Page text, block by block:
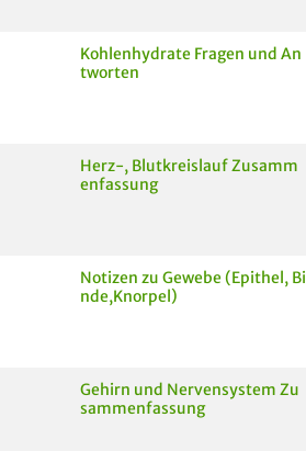
Kohlenhydrate Fragen und An
tworten
Herz-, Blutkreislauf Zusamm
enfassung
Notizen zu Gewebe (Epithel, Bi
nde,Knorpel)
Gehirn und Nervensystem Zu
sammenfassung